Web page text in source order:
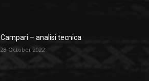
Campari – analisi tecnica
28 October 2022